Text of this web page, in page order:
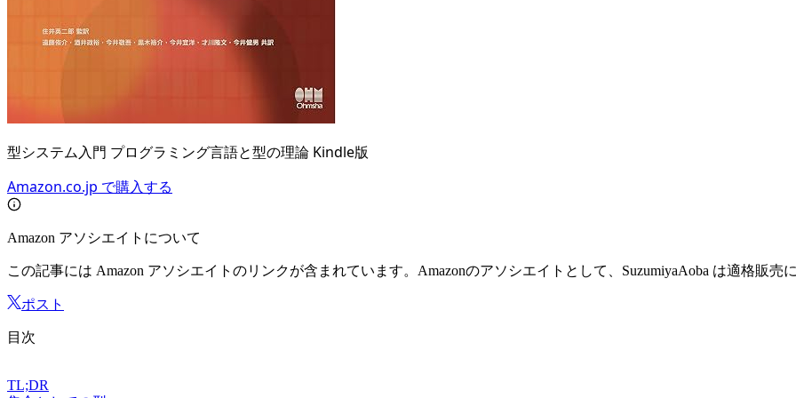
型システム入門 プログラミング言語と型の理論 Kindle版
Amazon.co.jp で購入する
Amazon アソシエイトについて
この記事には Amazon アソシエイトのリンクが含まれています。Amazonのアソシエイトとして、SuzumiyaAoba は適格販売
ポスト
目次
TL;DR